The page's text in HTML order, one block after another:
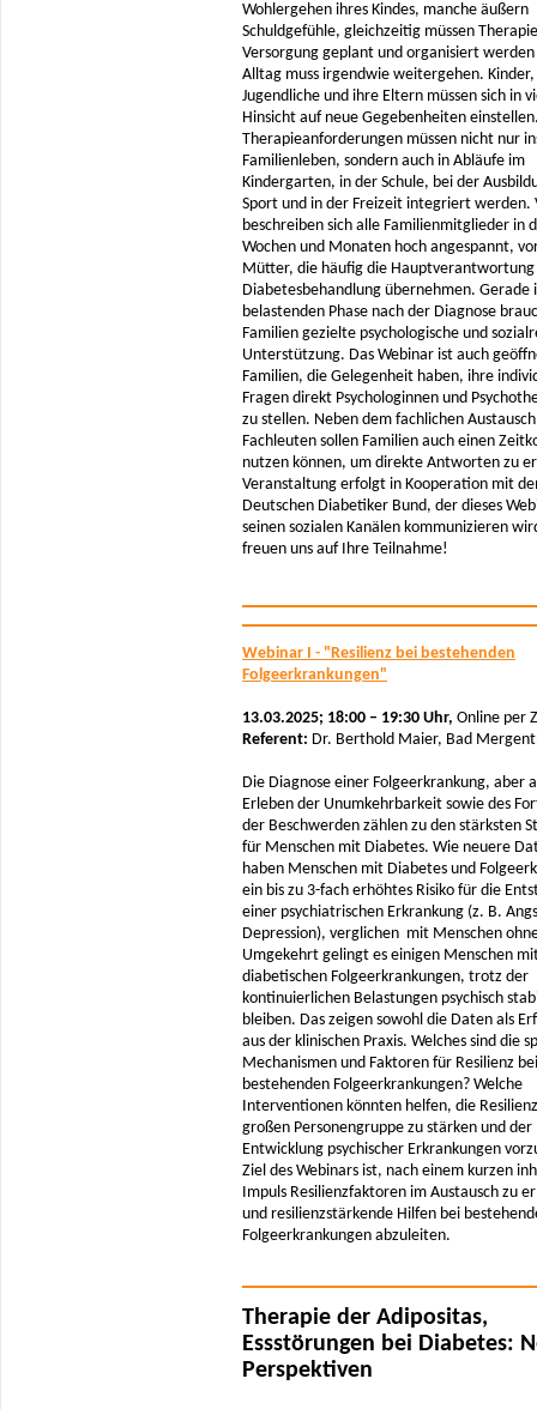
Wohlergehen ihres Kindes, manche äußern
Schuldgefühle, gleichzeitig müssen
Versorgung geplant und organisiert
Alltag muss irgendwie weitergehen. Kinder,
Jugendliche und ihre Eltern müssen sich in
Hinsicht auf neue Gegebenheiten
Therapieanforderungen müssen nicht nur
Familienleben, sondern auch in Abläufe im
Kindergarten, in der Schule, bei der
Sport und in der Freizeit integriert werden.
beschreiben sich alle Familienmitglieder in
Wochen und Monaten hoch angespannt,
Mütter, die häufig die
Diabetesbehandlung übernehmen. Gerade
belastenden Phase nach der Diagnose
Familien gezielte psychologische und
Unterstützung. Das Webinar ist auch
Familien, die Gelegenheit haben, ihre
Fragen direkt Psychologinnen und
zu stellen. Neben dem fachlichen
Fachleuten sollen Familien auch einen
nutzen können, um direkte Antworten zu
Veranstaltung erfolgt in Kooperation mit
Deutschen Diabetiker Bund, der dieses
seinen sozialen Kanälen kommunizieren
freuen uns auf Ihre Teilnahme!
Webinar I - "Resilienz bei bestehenden
Folgeerkrankungen"
13.03.2025; 18:00 – 19:30 Uhr, Online per
Referent: Dr. Berthold Maier, Bad
Die Diagnose einer Folgeerkrankung, aber
Erleben der Unumkehrbarkeit sowie des
der Beschwerden zählen zu den stärksten
für Menschen mit Diabetes. Wie neuere
haben Menschen mit Diabetes und
ein bis zu 3-fach erhöhtes Risiko für die
einer psychiatrischen Erkrankung (z. B.
Depression), verglichen mit Menschen
Umgekehrt gelingt es einigen Menschen
diabetischen Folgeerkrankungen, trotz der
kontinuierlichen Belastungen psychisch
bleiben. Das zeigen sowohl die Daten als
aus der klinischen Praxis. Welches sind die
Mechanismen und Faktoren für Resilienz bei
bestehenden Folgeerkrankungen? Welche
Interventionen könnten helfen, die
großen Personengruppe zu stärken und der
Entwicklung psychischer Erkrankungen
Ziel des Webinars ist, nach einem kurzen
Impuls Resilienzfaktoren im Austausch zu
und resilienzstärkende Hilfen bei
Folgeerkrankungen abzuleiten.
Therapie der Adipositas,
Essstörungen bei Diabetes:
Perspektiven